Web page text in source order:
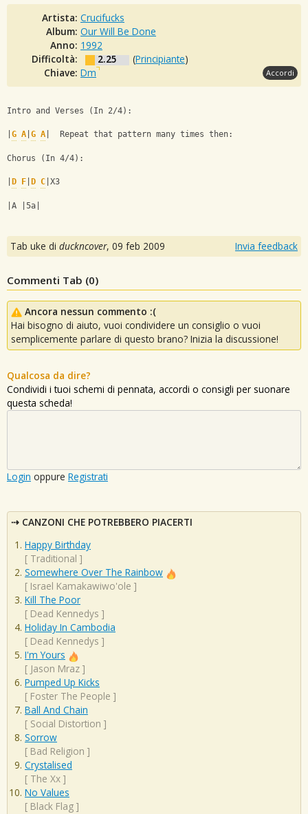
Artista: Crucifucks
Album: Our Will Be Done
Anno: 1992
Difficoltà:
2.25 (Principiante)
Chiave: Dm Accordi
Intro and Verses (In 2/4):
G A G A |  Repeat that pattern many times then:
Chorus (In 4/4):
D F D C |X3
|A |5a|
Tab uke di duckncover, 09 feb 2009 Invia feedback
Commenti Tab (0)
Ancora nessun commento :(
Hai bisogno di aiuto, vuoi condividere un consiglio o vuoi
semplicemente parlare di questo brano? Inizia la discussione!
Qualcosa da dire?
Condividi i tuoi schemi di pennata, accordi o consigli per suonare
questa scheda!
Login oppure Registrati
CANZONI CHE POTREBBERO PIACERTI
Happy Birthday
[ Traditional ]
Somewhere Over The Rainbow
[ Israel Kamakawiwo'ole ]
Kill The Poor
[ Dead Kennedys ]
Holiday In Cambodia
[ Dead Kennedys ]
I'm Yours
[ Jason Mraz ]
Pumped Up Kicks
[ Foster The People ]
Ball And Chain
[ Social Distortion ]
Sorrow
[ Bad Religion ]
Crystalised
[ The Xx ]
No Values
[ Black Flag ]